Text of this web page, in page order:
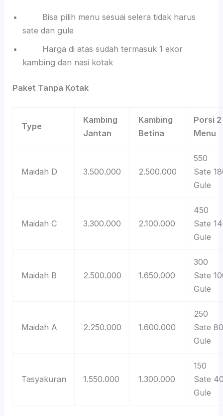
Bisa pilih menu sesuai selera tidak harus
sate dan gule
Harga di atas sudah termasuk 1 ekor
kambing dan nasi kotak
Paket Tanpa Kotak
Type
Kambing
Jantan
Kambing
Betina
Porsi 2
Menu
Maidah D 3.500.000 2.500.000
550
Sate
Gule
Maidah C 3.300.000 2.100.000
450
Sate
Gule
Maidah B 2.500.000 1.650.000
300
Sate
Gule
Maidah A 2.250.000 1.600.000
250
Sate 80
Gule
Tasyakuran 1.550.000 1.300.000
150
Sate
Gule